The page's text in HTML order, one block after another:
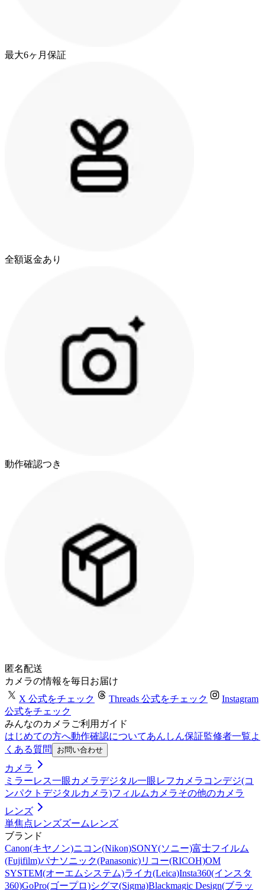
最大6ヶ月保証
全額返金あり
動作確認つき
匿名配送
カメラの情報を毎日お届け
X 公式をチェック
Threads 公式をチェック
Instagram
公式をチェック
みんなのカメラご利用ガイド
はじめての方へ動作確認についてあんしん保証監修者一覧よ
くある質問
お問い合わせ
カメラ
ミラーレス一眼カメラデジタル一眼レフカメラ コンデジ(コ
ンパクトデジタルカメラ)フィルムカメラその他のカメラ
レンズ
単焦点レンズズームレンズ
ブランド
Canon(キヤノン)ニコン(Nikon)SONY(ソニー)富士フイルム
(Fujifilm)パナソニック(Panasonic)リコー(RICOH)OM
SYSTEM(オーエムシステム)ライカ(Leica)Insta360(インスタ
360)GoPro(ゴープロ)シグマ(Sigma)Blackmagic Design(ブラッ